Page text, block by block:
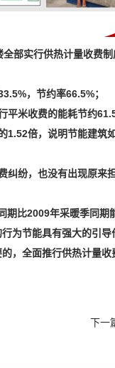
部实行供热计量收费
，节约率66.5%；
米收费的能耗节约
倍，说明节能建筑
纷，也没有出现原来
比2009年采暖季同期
为节能具有强大的引导
，全面推行供热计量
下一